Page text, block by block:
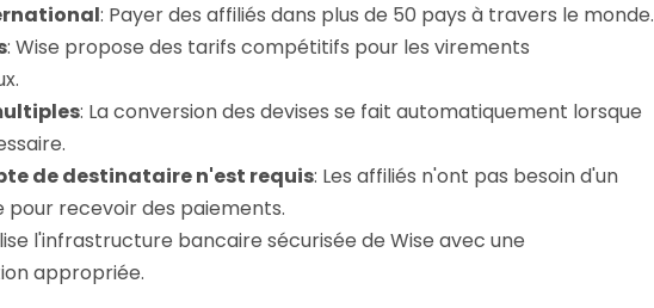
: Payer des affiliés dans plus de 50 pays à travers le monde.
: Wise propose des tarifs compétitifs pour les virements
: La conversion des devises se fait automatiquement lorsque
de destinataire n'est requis: Les affiliés n'ont pas besoin d'un
pour recevoir des paiements.
l'infrastructure bancaire sécurisée de Wise avec une
appropriée.